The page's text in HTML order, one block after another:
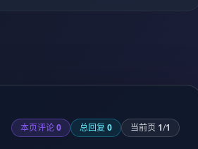
本页评论0 总回复 0 当前页 1/1